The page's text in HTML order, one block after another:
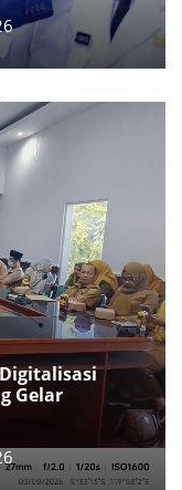
Gelar